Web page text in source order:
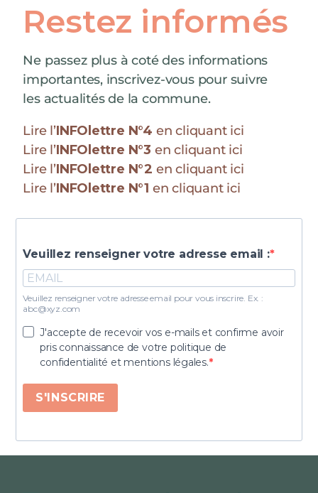
Restez informés
Ne passez plus à coté des informations
importantes, inscrivez-vous pour suivre
les actualités de la commune.
Lire l’INFOlettre N°4 en cliquant ici
Lire l’INFOlettre N°3 en cliquant ici
Lire l’INFOlettre N°2 en cliquant ici
Lire l’INFOlettre N°1 en cliquant ici
Veuillez renseigner votre adresse email :
Veuillez renseigner votre adresse email pour vous inscrire. Ex. :
abc@xyz.com
J'accepte de recevoir vos e-mails et confirme avoir
pris connaissance de votre politique de
confidentialité et mentions légales.
S'INSCRIRE